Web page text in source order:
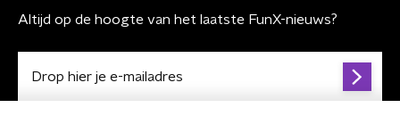
Altijd op de hoogte van het laatste FunX-nieuws?